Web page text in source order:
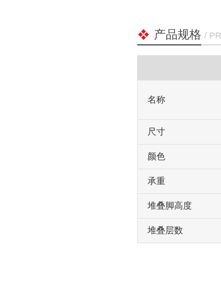
产品规格 /
名称
尺寸
颜色
承重
堆叠脚高度
堆叠层数